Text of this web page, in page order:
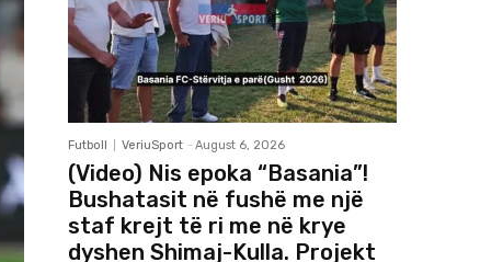
Futboll VeriuSport - August 6, 2026
(Video) Nis epoka “Basania”!
Bushatasit në fushë me një
staf krejt të ri me në krye
dyshen Shimaj-Kulla. Projekt